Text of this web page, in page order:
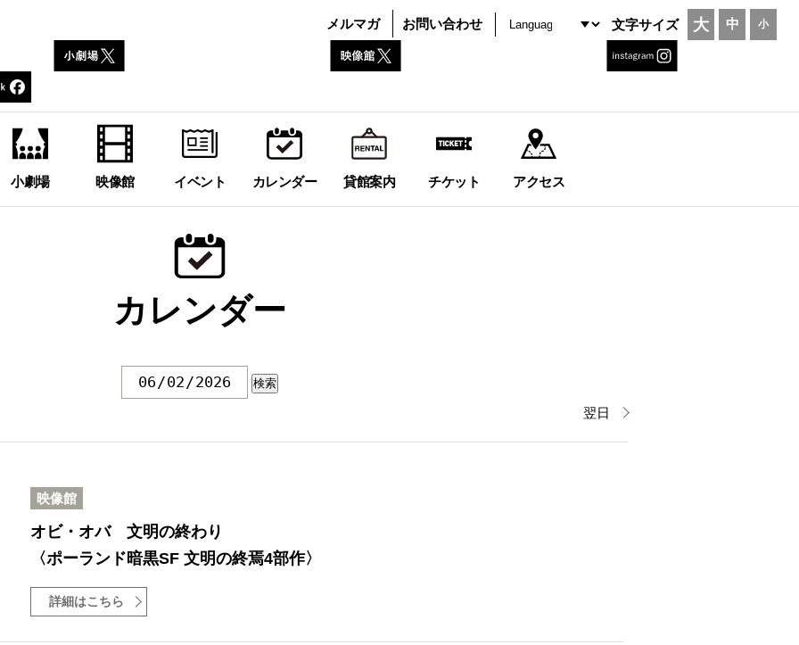
メルマガ お問い合わせ 文字サイズ 大 中 小
小劇場 映像館 イベント カレンダー 貸館案内 チケット アクセス
カレンダー
翌日
映像館
オビ・オバ 文明の終わり
〈ポーランド暗黒SF 文明の終焉4部作〉
詳細はこちら